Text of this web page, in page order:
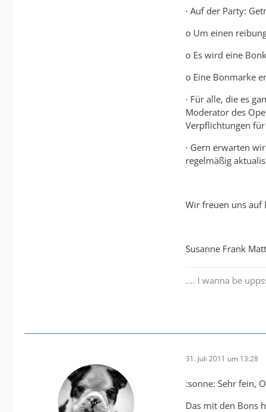
· Auf der Party:
o Um einen
o Es wird eine
o Eine Bonmarke
· Für alle, die es
Moderator des
Verpflichtungen
· Gern erwarten
regelmäßig
Wir freuen uns auf
Susanne Frank
.... I wanna be
31. Juli 2011 um 13:28
:sonne: Sehr fein,
Das mit den Bons